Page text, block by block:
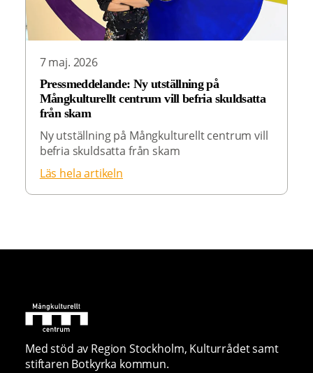
7 maj. 2026
Pressmeddelande: Ny utställning på
Mångkulturellt centrum vill befria skuldsatta
från skam
Ny utställning på Mångkulturellt centrum vill
befria skuldsatta från skam
Läs hela artikeln
Med stöd av Region Stockholm, Kulturrådet samt
stiftaren Botkyrka kommun.